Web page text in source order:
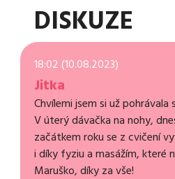
DISKUZE
18:02 (10.08.2023)
Jitka
Chvílemi jsem si už
V úterý dávačka na nohy,
začátkem roku se z cvičení
i díky fyziu a masážím, které
Maruško, díky za vše!